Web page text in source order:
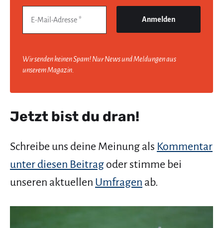
Wir senden keinen Spam! Nur News und Meldungen aus
unserem Magazin.
Jetzt bist du dran!
Schreibe uns deine Meinung als Kommentar
unter diesen Beitrag oder stimme bei
unseren aktuellen Umfragen ab.